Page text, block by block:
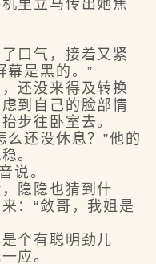
里立马传出她焦
口气，接着又紧
幕是黑的。”
还没来得及转换
到自己的脸部情
步往卧室去。
还没休息？”他的
。
说。
隐隐也猜到什
：“敛哥，我姐是
个有聪明劲儿
应。